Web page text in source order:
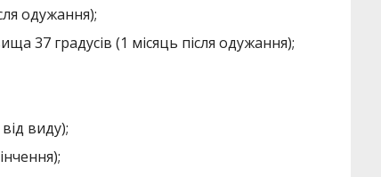
одужання);
37 градусів (1 місяць після одужання);
виду);